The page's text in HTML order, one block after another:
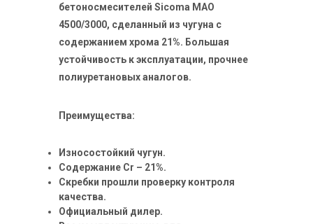
бетоносмесителей Sicoma MAO
4500/3000, сделанный из чугуна с
содержанием хрома 21%. Большая
устойчивость к эксплуатации, прочнее
полиуретановых аналогов.
Преимущества:
Износостойкий чугун.
Содержание Cr – 21%.
Скребки прошли проверку контроля
качества.
Официальный дилер.